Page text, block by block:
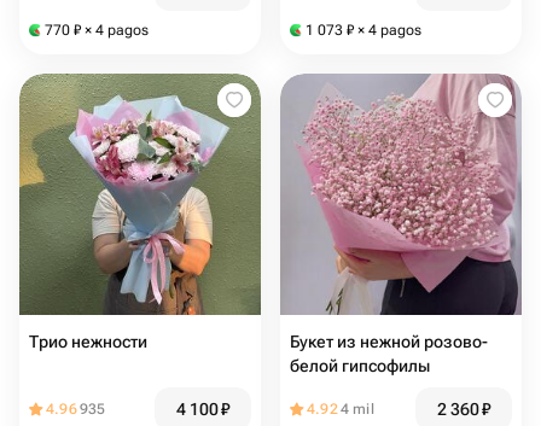
770 ₽ × 4 pagos 1 073 ₽ × 4 pagos
Трио нежности
4.96935 4 100₽
Букет из нежной розово-
белой гипсофилы
4.924 mil 2 360₽